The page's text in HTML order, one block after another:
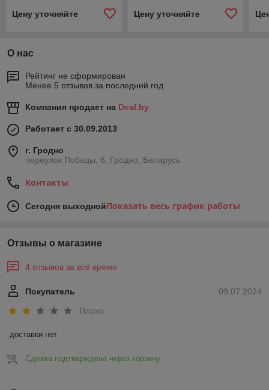
Цену уточняйте Цену уточняйте
О нас
Рейтинг не сформирован
Менее 5 отзывов за последний год
Компания продает на Deal.by
Работает с 30.09.2013
г. Гродно
переулок Победы, 6, Гродно, Беларусь
Контакты
Сегодня выходнойПоказать весь график работы
Отзывы о магазине
4 отзывов за всё время
09.07.2024
Покупатель
Плохо
доставки нет.
Сделка подтверждена через корзину